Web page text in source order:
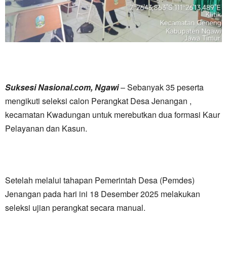
Suksesi Nasional.com, Ngawi– Sebanyak 35 peserta
mengikuti seleksi calon Perangkat Desa Jenangan ,
kecamatan Kwadungan untuk merebutkan dua formasi Kaur
Pelayanan dan Kasun.
Setelah melalui tahapan Pemerintah Desa (Pemdes)
Jenangan pada hari ini 18 Desember 2025 melakukan
seleksi ujian perangkat secara manual.